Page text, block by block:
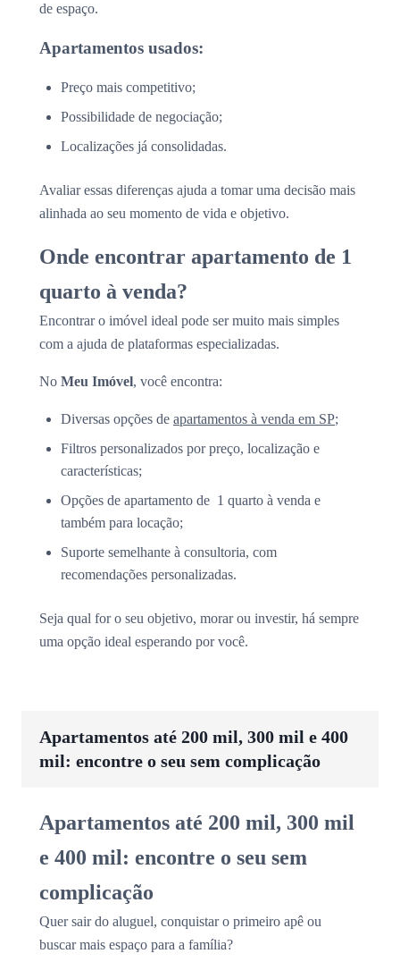
de espaço.
Apartamentos usados:
Preço mais competitivo;
Possibilidade de negociação;
Localizações já consolidadas.
Avaliar essas diferenças ajuda a tomar uma decisão mais
alinhada ao seu momento de vida e objetivo.
Onde encontrar apartamento de 1
quarto à venda?
Encontrar o imóvel ideal pode ser muito mais simples
com a ajuda de plataformas especializadas.
No Meu Imóvel, você encontra:
Diversas opções de apartamentos à venda em SP;
Filtros personalizados por preço, localização e
características;
Opções de apartamento de 1 quarto à venda e
também para locação;
Suporte semelhante à consultoria, com
recomendações personalizadas.
Seja qual for o seu objetivo, morar ou investir, há sempre
uma opção ideal esperando por você.
Apartamentos até 200 mil, 300 mil e 400
mil: encontre o seu sem complicação
Apartamentos até 200 mil, 300 mil
e 400 mil: encontre o seu sem
complicação
Quer sair do aluguel, conquistar o primeiro apê ou
buscar mais espaço para a família?